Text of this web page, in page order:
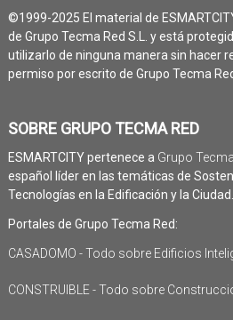
©1999-2025 El material de
de Grupo Tecma Red S.L. y está
utilizarlo de ninguna manera sin hacer
permiso por escrito de Grupo Tecma
SOBRE GRUPO TECMA RED
ESMARTCITY pertenece a Grupo
español líder en las temáticas de
Tecnologías en la Edificación y la Ciudad.
Portales de Grupo Tecma Red:
CASADOMO - Todo sobre Edificios
CONSTRUIBLE - Todo sobre